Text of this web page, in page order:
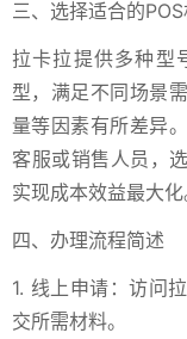
三、选择适合的
拉卡拉提供多种型
型，满足不同场景
量等因素有所差异
客服或销售人员，
实现成本效益最大化
四、办理流程简述
1. 线上申请：访问
交所需材料。